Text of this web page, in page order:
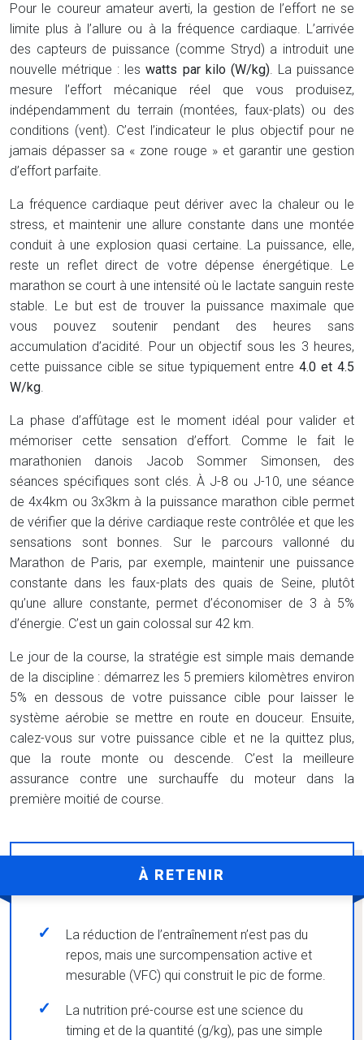
Pour le coureur amateur averti, la gestion de l’effort ne se
limite plus à l’allure ou à la fréquence cardiaque. L’arrivée
des capteurs de puissance (comme Stryd) a introduit une
nouvelle métrique : leswatts par kilo (W/kg). La puissance
mesure l’effort mécanique réel que vous produisez,
indépendamment du terrain (montées, faux-plats) ou des
conditions (vent). C’est l’indicateur le plus objectif pour ne
jamais dépasser sa « zone rouge » et garantir une gestion
d’effort parfaite.
La fréquence cardiaque peut dériver avec la chaleur ou le
stress, et maintenir une allure constante dans une montée
conduit à une explosion quasi certaine. La puissance, elle,
reste un reflet direct de votre dépense énergétique. Le
marathon se court à une intensité où le lactate sanguin reste
stable. Le but est de trouver la puissance maximale que
vous pouvez soutenir pendant des heures sans
accumulation d’acidité. Pour un objectif sous les 3 heures,
cette puissance cible se situe typiquement entre 4.0 et 4.5
W/kg.
La phase d’affûtage est le moment idéal pour valider et
mémoriser cette sensation d’effort. Comme le fait le
marathonien danois Jacob Sommer Simonsen, des
séances spécifiques sont clés. À J-8 ou J-10, une séance
de 4x4km ou 3x3km à la puissance marathon cible permet
de vérifier que la dérive cardiaque reste contrôlée et que les
sensations sont bonnes. Sur le parcours vallonné du
Marathon de Paris, par exemple, maintenir une puissance
constante dans les faux-plats des quais de Seine, plutôt
qu’une allure constante, permet d’économiser de 3 à 5%
d’énergie. C’est un gain colossal sur 42 km.
Le jour de la course, la stratégie est simple mais demande
de la discipline : démarrez les 5 premiers kilomètres environ
5% en dessous de votre puissance cible pour laisser le
système aérobie se mettre en route en douceur. Ensuite,
calez-vous sur votre puissance cible et ne la quittez plus,
que la route monte ou descende. C’est la meilleure
assurance contre une surchauffe du moteur dans la
première moitié de course.
À RETENIR
La réduction de l’entraînement n’est pas du
repos, mais une surcompensation active et
mesurable (VFC) qui construit le pic de forme.
La nutrition pré-course est une science du
timing et de la quantité (g/kg), pas une simple